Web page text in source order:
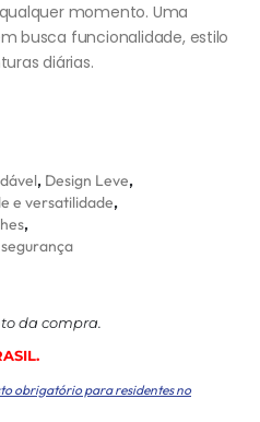
momento. Uma
busca funcionalidade, estilo
diárias.
, Design Leve,
e versatilidade,
,
da compra.
obrigatório para residentes no